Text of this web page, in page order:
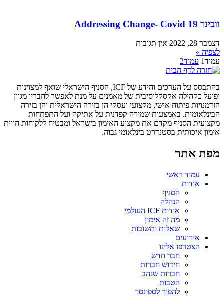
וובינר Addressing Change- Covid 19
דצמבר 28, 2022
אין תגובות
לצפיה »
עמוד1 עמוד2
בהתבסס על הערכים והידע של ICF, הסניף הישראלי שואף למצוינות
ופועל כקהילה אקסקלוסיבית של מאמנים על מנת לאפשר לחבריו מגוון
הזדמנויות פיתוח אישי, מקצועי ועסקי הן בזירה הישראלית והן בזירה
הבינלאומית. באמצעות שמירה קפדנית על אתיקה ועל התפתחות
מקצועית הסניף מקדם את מקצוע האימון בישראל ומבטיח ללקוחות חווית
אימון איכותית בסטנדרט בינלאומי גבוה.
מפת אתר
עמוד ראשי
אודות
הסניף
הנהלה
אודות ICF העולמי
מה זה אימון
שאלות ותשובות
אירועים
הצטרפו אלינו
חבר חדש
חידוש חברות
חברות שנהב
הטבות
להפוך לספונסר